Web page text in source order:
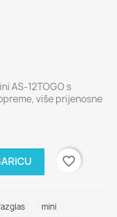
AS-12TOGO s
više prijenosne
favorite_border
mini